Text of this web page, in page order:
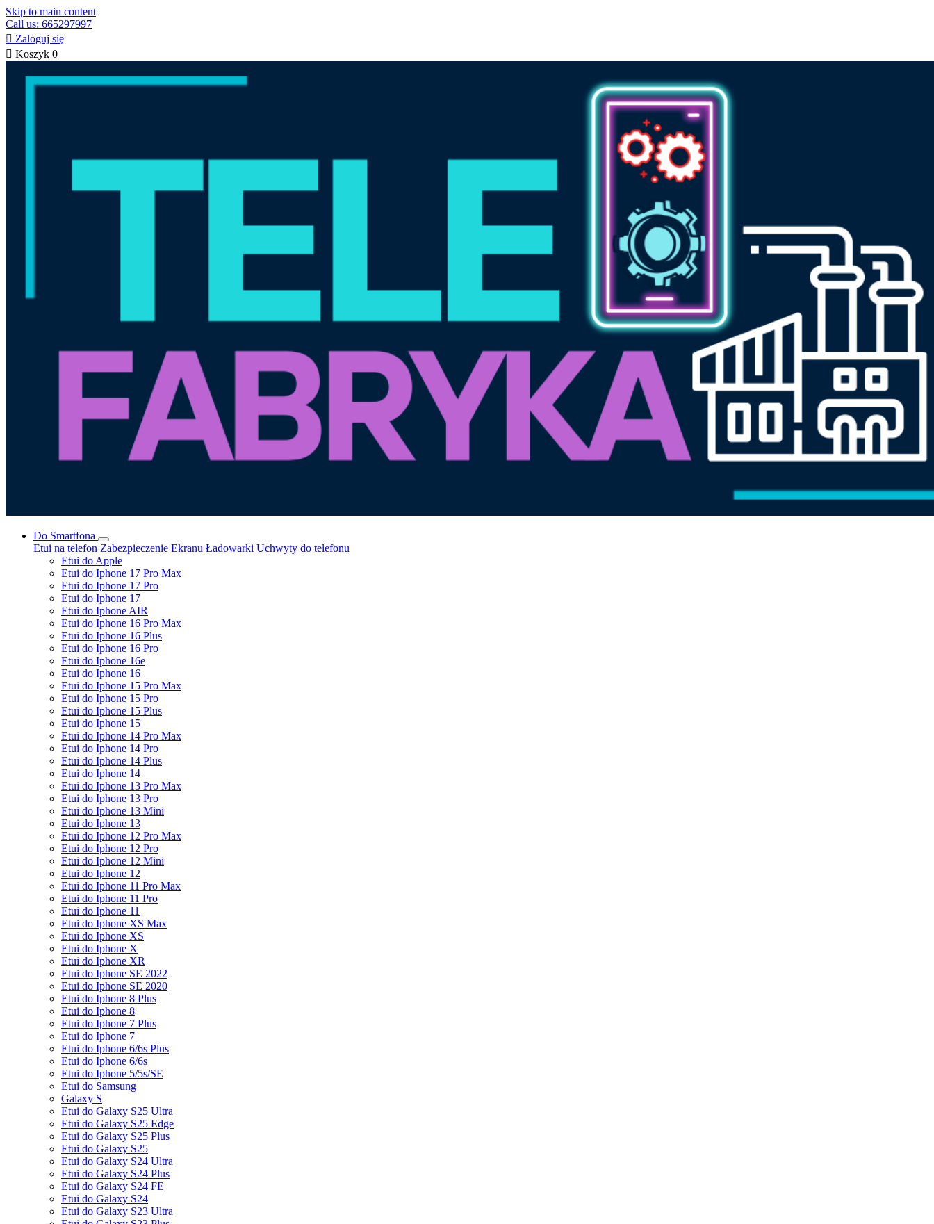
Skip to main content
Call us: 665297997
 Zaloguj się
 Koszyk 0
Do Smartfona
Etui na telefon Zabezpieczenie Ekranu Ładowarki Uchwyty do telefonu
Etui do Apple
Etui do Iphone 17 Pro Max
Etui do Iphone 17 Pro
Etui do Iphone 17
Etui do Iphone AIR
Etui do Iphone 16 Pro Max
Etui do Iphone 16 Plus
Etui do Iphone 16 Pro
Etui do Iphone 16e
Etui do Iphone 16
Etui do Iphone 15 Pro Max
Etui do Iphone 15 Pro
Etui do Iphone 15 Plus
Etui do Iphone 15
Etui do Iphone 14 Pro Max
Etui do Iphone 14 Pro
Etui do Iphone 14 Plus
Etui do Iphone 14
Etui do Iphone 13 Pro Max
Etui do Iphone 13 Pro
Etui do Iphone 13 Mini
Etui do Iphone 13
Etui do Iphone 12 Pro Max
Etui do Iphone 12 Pro
Etui do Iphone 12 Mini
Etui do Iphone 12
Etui do Iphone 11 Pro Max
Etui do Iphone 11 Pro
Etui do Iphone 11
Etui do Iphone XS Max
Etui do Iphone XS
Etui do Iphone X
Etui do Iphone XR
Etui do Iphone SE 2022
Etui do Iphone SE 2020
Etui do Iphone 8 Plus
Etui do Iphone 8
Etui do Iphone 7 Plus
Etui do Iphone 7
Etui do Iphone 6/6s Plus
Etui do Iphone 6/6s
Etui do Iphone 5/5s/SE
Etui do Samsung
Galaxy S
Etui do Galaxy S25 Ultra
Etui do Galaxy S25 Edge
Etui do Galaxy S25 Plus
Etui do Galaxy S25
Etui do Galaxy S24 Ultra
Etui do Galaxy S24 Plus
Etui do Galaxy S24 FE
Etui do Galaxy S24
Etui do Galaxy S23 Ultra